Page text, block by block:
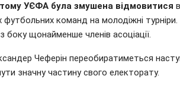
УЄФА була змушена відмовитися
футбольних команд на молодіжні
боку щонайменше членів асоціації.
Чеферін переобиратиметься
значну частину свого електорату.